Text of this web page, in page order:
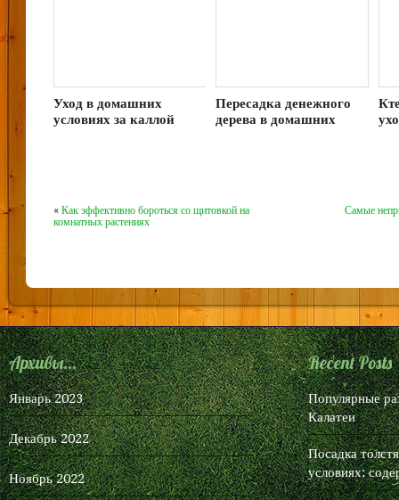
Уход в домашних
условиях за каллой
Пересадка денежного
дерева в домашних
« Как эффективно бороться со щитовкой на
комнатных растениях
Самые
Архивы...
Январь 2023
Декабрь 2022
Ноябрь 2022
Recent Posts
Популярные
Калатеи
Посадка
условиях: